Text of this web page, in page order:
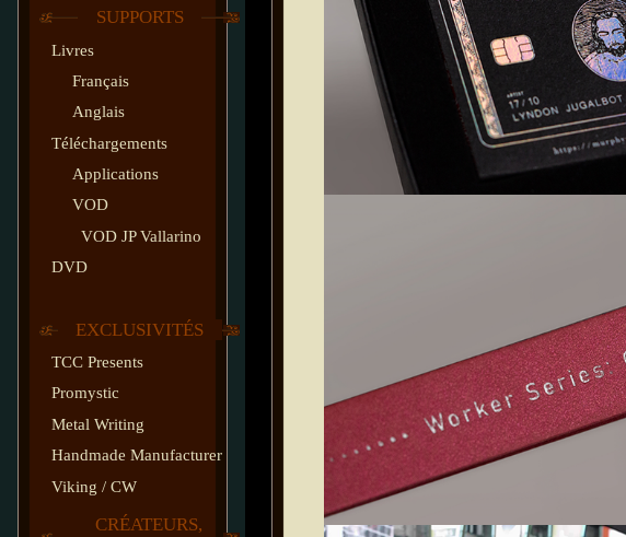
SUPPORTS
Livres
Français
Anglais
Téléchargements
Applications
VOD
VOD JP Vallarino
DVD
EXCLUSIVITÉS
TCC Presents
Promystic
Metal Writing
Handmade Manufacturer
Viking / CW
CRÉATEURS,